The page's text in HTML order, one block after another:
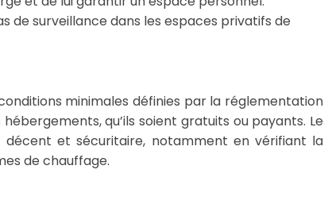
de surveillance dans les espaces privatifs de
minimales définies par la réglementation
qu’ils soient gratuits ou payants. Le
décent et sécuritaire, notamment en vérifiant la
de chauffage.